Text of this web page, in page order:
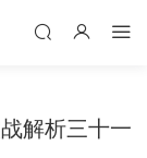
解析三十一